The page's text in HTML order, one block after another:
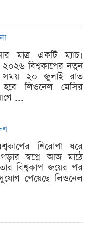
মাত্র একটি ম্যাচ।
২০২৬ বিশ্বকাপের নতুন
সময় ২০ জুলাই রাত
লিওনেল মেসির
...
শিরোপা ধরে
স্বপ্নে আজ মাঠে
বিশ্বকাপ জয়ের পর
সুযোগ পেয়েছে লিওনেল